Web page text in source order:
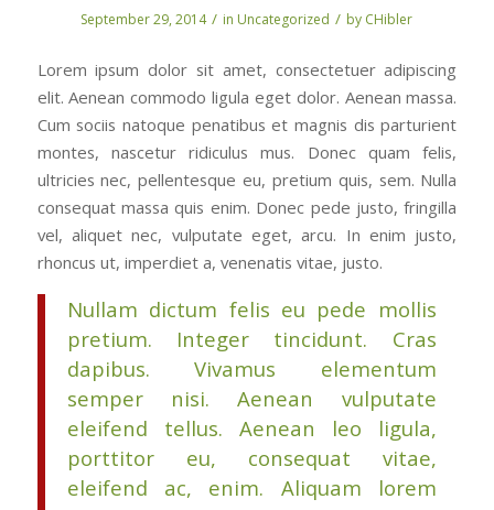
September 29, 2014 / in Uncategorized / by CHibler
Lorem ipsum dolor sit amet, consectetuer adipiscing
elit. Aenean commodo ligula eget dolor. Aenean massa.
Cum sociis natoque penatibus et magnis dis parturient
montes, nascetur ridiculus mus. Donec quam felis,
ultricies nec, pellentesque eu, pretium quis, sem. Nulla
consequat massa quis enim. Donec pede justo, fringilla
vel, aliquet nec, vulputate eget, arcu. In enim justo,
rhoncus ut, imperdiet a, venenatis vitae, justo.
Nullam dictum felis eu pede mollis
pretium. Integer tincidunt. Cras
dapibus. Vivamus elementum
semper nisi. Aenean vulputate
eleifend tellus. Aenean leo ligula,
porttitor eu, consequat vitae,
eleifend ac, enim. Aliquam lorem